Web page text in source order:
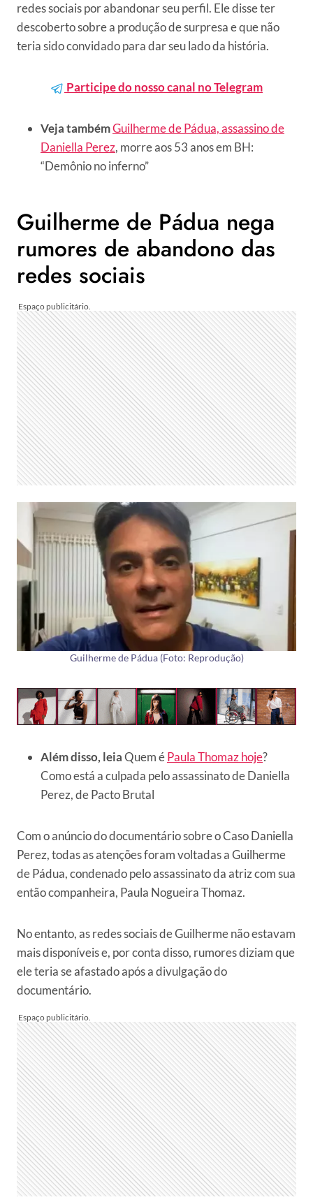
redes sociais por abandonar seu perfil. Ele disse ter
descoberto sobre a produção de surpresa e que não
teria sido convidado para dar seu lado da história.
Participe do nosso canal no Telegram
Veja tambémGuilherme de Pádua, assassino de
Daniella Perez, morre aos 53 anos em BH:
“Demônio no inferno”
Guilherme de Pádua nega
rumores de abandono das
redes sociais
Guilherme de Pádua (Foto: Reprodução)
Além disso, leiaQuem éPaula Thomaz hoje?
Como está a culpada pelo assassinato de Daniella
Perez, de Pacto Brutal
Com o anúncio do documentário sobre o Caso Daniella
Perez, todas as atenções foram voltadas a Guilherme
de Pádua, condenado pelo assassinato da atriz com sua
então companheira, Paula Nogueira Thomaz.
No entanto, as redes sociais de Guilherme não estavam
mais disponíveis e, por conta disso, rumores diziam que
ele teria se afastado após a divulgação do
documentário.